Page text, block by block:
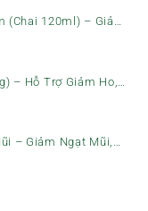
(Chai 120ml) – Giảm
– Hỗ Trợ Giảm Ho,
– Giảm Ngạt Mũi,